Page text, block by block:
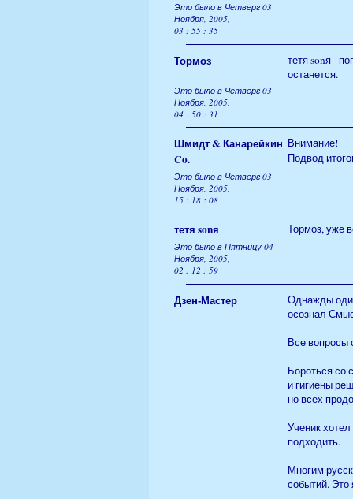
Это было в Четверг 03
Ноября, 2005,
03 : 55 : 35
Тормоз
тетя sonя -
останется.
Это было в Четверг 03
Ноября, 2005,
04 : 50 : 31
Шмидт & Канарейкин
Co.
Внимание!
Подвод
Это было в Четверг 03
Ноября, 2005,
15 : 18 : 08
тетя sonя Тормоз, уже
Это было в Пятницу 04
Ноября, 2005,
02 : 12 : 59
Дзен-Мастер
Однажды
осознал
Все вопросы
Бороться со
и гигиены
но всех
Ученик
подходить.
Многим
событий.